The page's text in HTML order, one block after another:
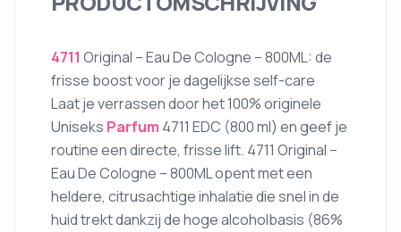
4711 Original – Eau De Cologne – 800ML: de
frisse boost voor je dagelijkse self-care
Laat je verrassen door het 100% originele
Uniseks Parfum 4711 EDC (800 ml) en geef je
routine een directe, frisse lift. 4711 Original –
Eau De Cologne – 800ML opent met een
heldere, citrusachtige inhalatie die snel in de
huid trekt dankzij de hoge alcoholbasis (86%